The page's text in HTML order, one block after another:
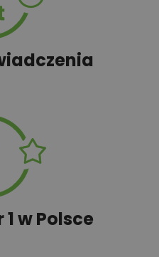
1 w Polsce